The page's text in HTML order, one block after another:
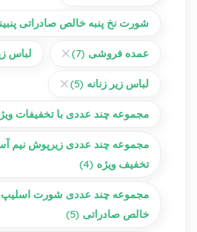
شورت نخ پنبه خالص صادراتی
عمده فروشی (7) لباس
لباس زیر زنانه (5)
مجموعه چند عددی با تخفیفات
مجموعه چند عددی زیرپوش نیم
تخفیف ویژه (4)
مجموعه چند عددی شورت اسلیپ
خالص صادراتی (5)